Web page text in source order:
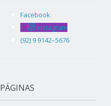
Facebook
Instagram
(92) 9 9142–5676
PÁGINAS